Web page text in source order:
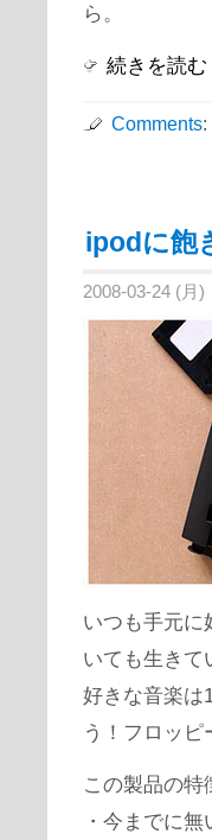
ら。
続きを読む
Comments:
ipodに飽
2008-03-24 (月)
いつも手元に
いても生きて
好きな音楽は
う！フロッピ
この製品の特
・今までに無